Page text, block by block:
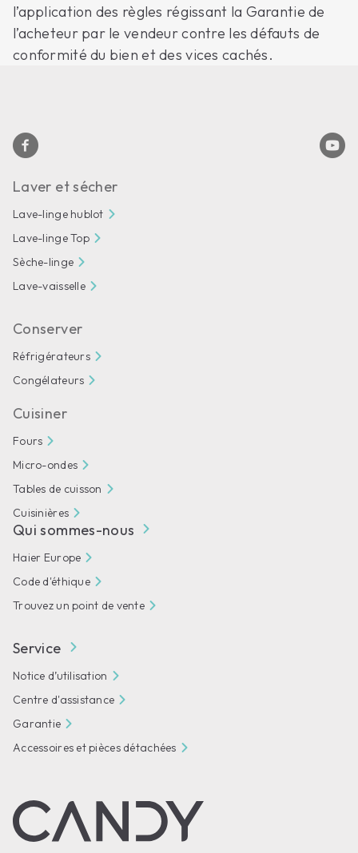
l’application des règles régissant la Garantie de
l’acheteur par le vendeur contre les défauts de
conformité du bien et des vices cachés.
Laver et sécher
Lave-linge hublot
Lave-linge Top
Sèche-linge
Lave-vaisselle
Conserver
Réfrigérateurs
Congélateurs
Cuisiner
Fours
Micro-ondes
Tables de cuisson
Cuisinières
Qui sommes-nous
Haier Europe
Code d'éthique
Trouvez un point de vente
Service
Notice d’utilisation
Centre d'assistance
Garantie
Accessoires et pièces détachées